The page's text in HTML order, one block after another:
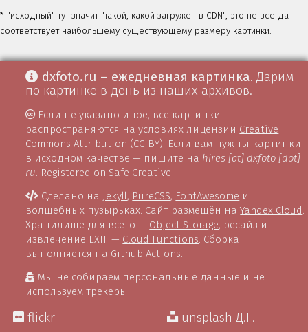
* "исходный" тут значит "такой, какой загружен в CDN", это не всегда
соответствует наибольшему существующему размеру картинки.
dxfoto.ru – ежедневная картинка. Дарим
по картинке в день из наших архивов.
Если не указано иное, все картинки
распространяются на условиях лицензии Creative
Commons Attribution (CC-BY) . Если вам нужны картинки
в исходном качестве — пишите на hires [at] dxfoto [dot]
ru Registered on Safe Creative
Сделано на Jekyll, PureCSS, FontAwesome и
волшебных пузырьках. Сайт размещён наYandex Cloud
Хранилище для всего — Object Storage, ресайз и
извлечение EXIF — Cloud Functions . Сборка
выполняется на Github Actions
Мы не собираем персональные данные и не
используем трекеры.
flickr unsplash Д.Г.